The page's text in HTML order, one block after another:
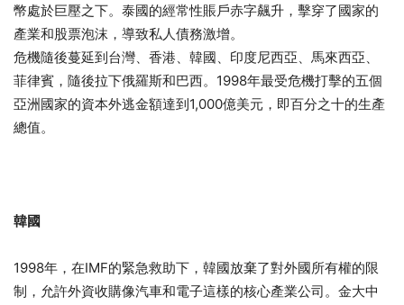
幣處於巨壓之下。泰國的經常性賬戶赤字飆升，擊穿了國家的
產業和股票泡沫，導致私人債務激增。
危機隨後蔓延到台灣、香港、韓國、印度尼西亞、馬來西亞、
菲律賓，隨後拉下俄羅斯和巴西。1998年最受危機打擊的五個
亞洲國家的資本外逃金額達到1,000億美元，即百分之十的生產
總值。
韓國
1998年，在IMF的緊急救助下，韓國放棄了對外國所有權的限
制，允許外資收購像汽車和電子這樣的核心產業公司。金大中